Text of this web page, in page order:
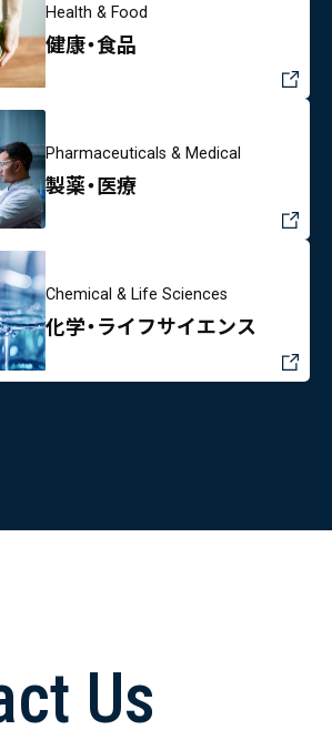
Health & Food
健康・食品
Pharmaceuticals & Medical
製薬・医療
Chemical & Life Sciences
化学・ライフサイエンス
Us